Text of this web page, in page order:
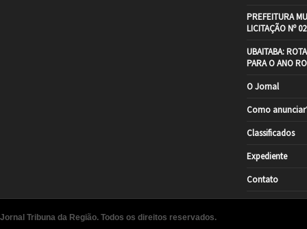
PREFEITURA
LICITAÇÃO Nº
UBAITABA:
PARA O ANO
O Jornal
Como
Classificados
Expediente
Contato
Jornal Tribuna da Região. Todos os direitos reservados.